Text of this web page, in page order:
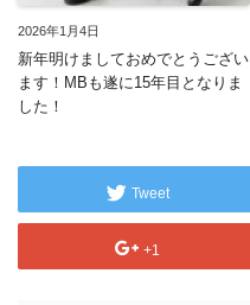
2026年1月4日
新年明けましておめでとうござい
ます！MBも遂に15年目となりま
した！
Tweet
+1